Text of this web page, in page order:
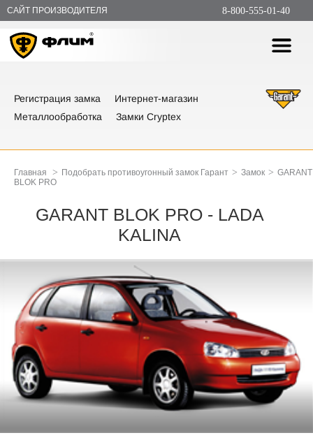
САЙТ ПРОИЗВОДИТЕЛЯ 8-800-555-01-40
Регистрация замка
Интернет-магазин
Металлообработка
Замки Cryptex
Главная > Подобрать противоугонный замок Гарант > Замок > GARANT
BLOK PRO
GARANT BLOK PRO - LADA
KALINA